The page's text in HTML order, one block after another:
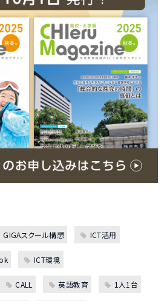
GIGAスクール構想 ICT活用
ICT環境
CALL 英語教育 1人1台